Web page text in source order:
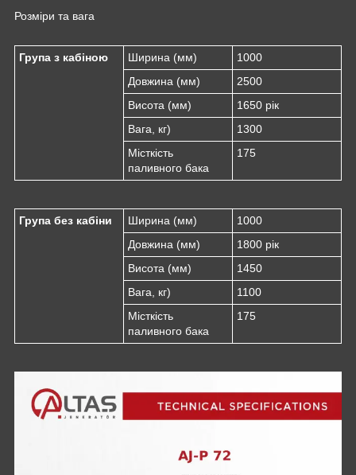
Розміри та вага
Група з кабіною Ширина (мм)
1000
Довжина (мм)
2500
Висота (мм)
1650 рік
Вага, кг)
1300
Місткість
паливного бака
175
Група без кабіни Ширина (мм)
1000
Довжина (мм)
1800 рік
Висота (мм)
1450
Вага, кг)
1100
Місткість
паливного бака
175